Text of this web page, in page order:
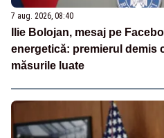
7 aug. 2026, 08:40
Ilie Bolojan, mesaj pe
energetică: premierul demis
măsurile luate